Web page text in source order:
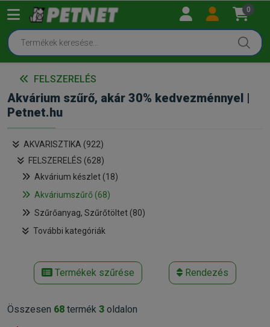
0
FELSZERELÉS
Akvárium szűrő, akár 30% kedvezménnyel |
Petnet.hu
AKVARISZTIKA (922)
FELSZERELÉS (628)
Akvárium készlet (18)
Akváriumszűrő (68)
Szűrőanyag, Szűrőtöltet (80)
További kategóriák
Termékek szűrése Rendezés
Összesen 68 termék 3 oldalon